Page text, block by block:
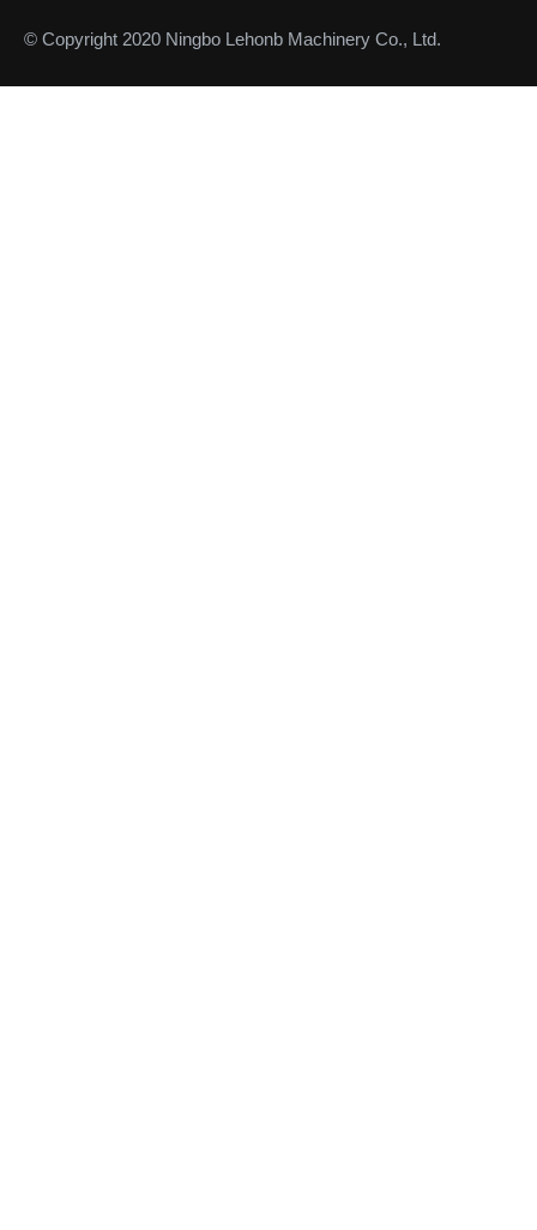
© Copyright 2020 Ningbo Lehonb Machinery Co., Ltd.